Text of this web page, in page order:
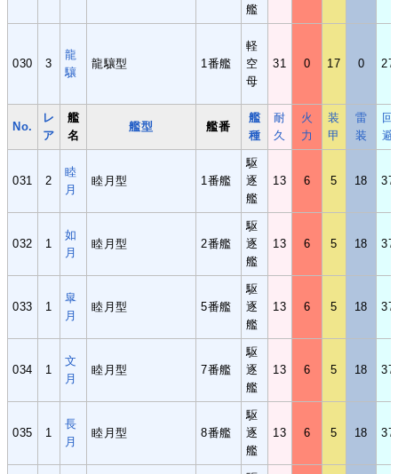
艦
030 3
龍
驤
龍驤型 1番艦
軽
空
母
31 0 17 0 27
No.
レ
ア
艦
名
艦型 艦番
艦
種
耐
久
火
力
装
甲
雷
装
回
避
031 2
睦
月
睦月型 1番艦
駆
逐
艦
13 6 5 18 37
032 1
如
月
睦月型 2番艦
駆
逐
艦
13 6 5 18 37
033 1
皐
月
睦月型 5番艦
駆
逐
艦
13 6 5 18 37
034 1
文
月
睦月型 7番艦
駆
逐
艦
13 6 5 18 37
035 1
長
月
睦月型 8番艦
駆
逐
艦
13 6 5 18 37